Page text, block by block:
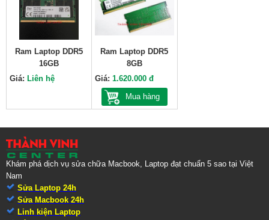
Ram Laptop DDR5
16GB
Giá: Liên hệ
Ram Laptop DDR5
8GB
Giá:1.620.000 đ
Mua hàng
Khám phá dịch vụ sửa chữa Macbook, Laptop đạt chuẩn 5 sao tại Việt
Nam
Sửa Laptop 24h
Sửa Macbook 24h
Linh kiện Laptop